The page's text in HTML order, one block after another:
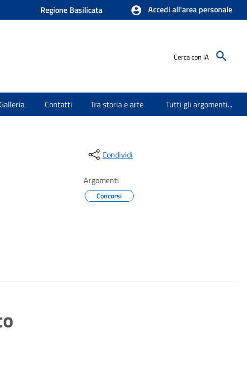
Regione Basilicata Accedi all'area personale
Cerca con IA
Galleria Contatti Tra storia e arte Tutti gli argomenti...
Condividi
Argomenti
Concorsi